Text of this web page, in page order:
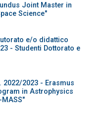
Joint Master in
Science"
e/o didattico
- Studenti Dottorato e
2022/2023 - Erasmus
in Astrophysics